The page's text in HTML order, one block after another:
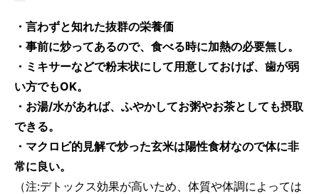
・言わずと知れた抜群の栄養価
・事前に炒ってあるので、食べる時に加熱の必要無し。
・ミキサーなどで粉末状にして用意しておけば、歯が弱
い方でもOK。
・お湯/水があれば、ふやかしてお粥やお茶としても摂取
できる。
・マクロビ的見解で炒った玄米は陽性食材なので体に非
常に良い。
（注:デトックス効果が高いため、体質や体調によっては